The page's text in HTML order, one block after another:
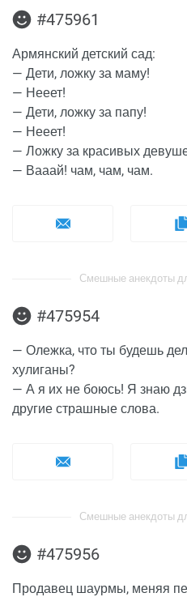
#475961
Армянский детский сад:
— Дети, ложку за маму!
— Нееет!
— Дети, ложку за папу!
— Нееет!
— Ложку за красивых
— Вааай! чам, чам, чам.
Смешные анекдоты
#475954
— Олежка, что ты будешь
хулиганы?
— А я их не боюсь! Я знаю
другие страшные слова.
Смешные анекдоты
#475956
Продавец шаурмы, меняя